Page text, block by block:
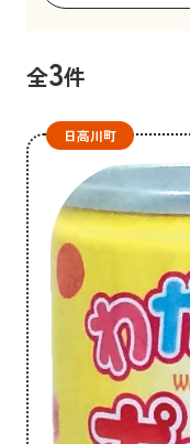
全3件
日高川町